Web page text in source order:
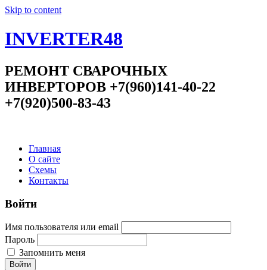
Skip to content
INVERTER48
РЕМОНТ СВАРОЧНЫХ
ИНВЕРТОРОВ +7(960)141-40-22
+7(920)500-83-43
Главная
О сайте
Схемы
Контакты
Войти
Имя пользователя или email
Пароль
Запомнить меня
Войти